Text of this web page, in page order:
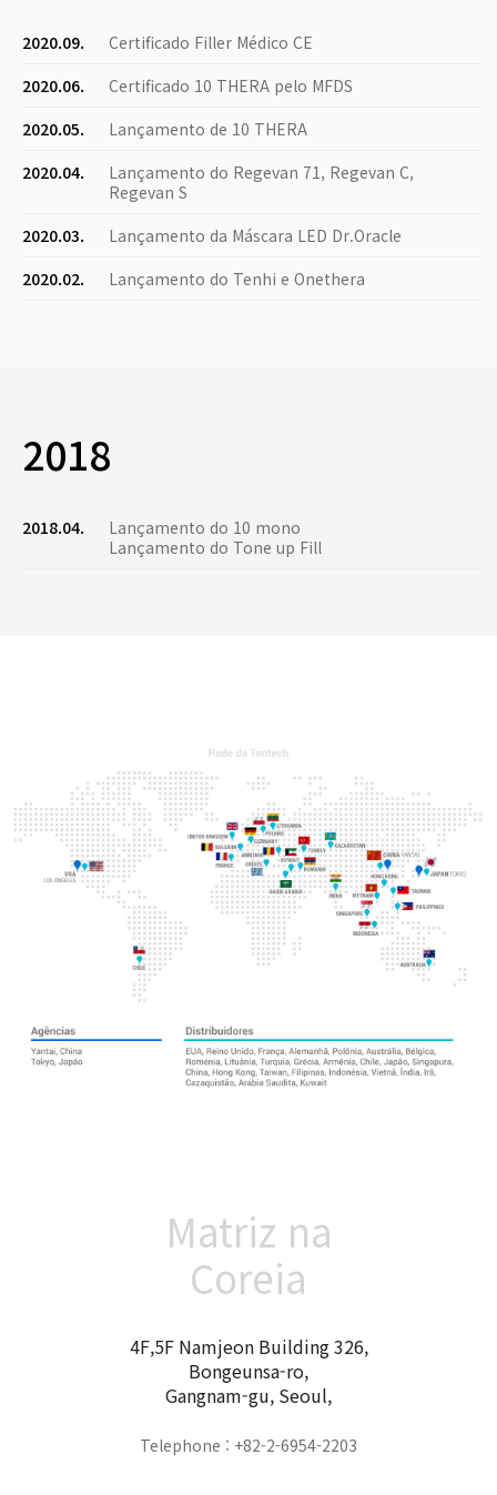
2020.09.
Certificado Filler Médico CE
2020.06.
Certificado 10 THERA pelo MFDS
2020.05.
Lançamento de 10 THERA
2020.04.
Lançamento do Regevan 71, Regevan C,
Regevan S
2020.03.
Lançamento da Máscara LED Dr.Oracle
2020.02.
Lançamento do Tenhi e Onethera
2018
2018.04.
Lançamento do 10 mono
Lançamento do Tone up Fill
Matriz na
Coreia
4F,5F Namjeon Building 326,
Bongeunsa-ro,
Gangnam-gu, Seoul,
Telephone : +82-2-6954-2203